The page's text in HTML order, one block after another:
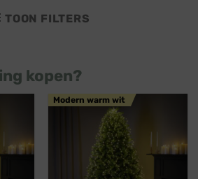
TOON FILTERS
kopen?
Modern warm wit